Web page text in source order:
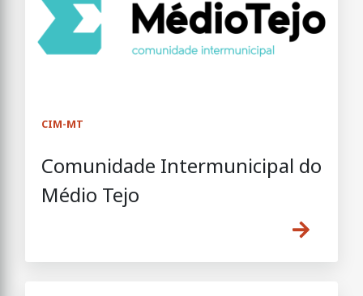
CIM-MT
Comunidade Intermunicipal do
Médio Tejo